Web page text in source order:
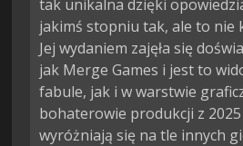
tak unikalna dzięki
jakimś stopniu tak, ale to nie
Jej wydaniem zajęła się
jak Merge Games i jest to
fabule, jak i w warstwie
bohaterowie produkcji z
wyróżniają się na tle innych